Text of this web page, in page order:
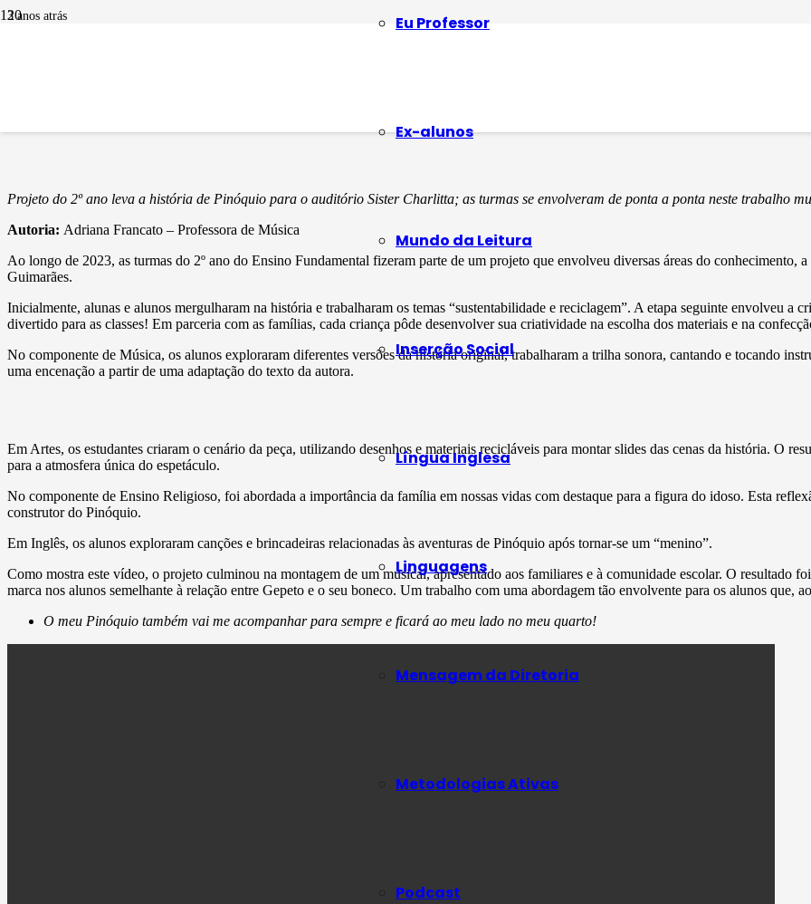
Eu Professor
Ex-alunos
Mundo da Leitura
Inserção Social
Língua Inglesa
Linguagens
Mensagem da Diretoria
Metodologias Ativas
Podcast
3 anos atrás
Projeto do 2º ano leva a história de Pinóquio para o auditório Sister Charlitta; as turmas se envolveram de ponta a ponta neste trabalho
Autoria: Adriana Francato – Professora de Música
Ao longo de 2023, as turmas do 2º ano do Ensino Fundamental fizeram parte de um projeto que envolveu diversas áreas do conhecimento,
Guimarães.
Inicialmente, alunas e alunos mergulharam na história e trabalharam os temas “sustentabilidade e reciclagem”. A etapa seguinte envolveu
divertido para as classes! Em parceria com as famílias, cada criança pôde desenvolver sua criatividade na escolha dos materiais e na
No componente de Música, os alunos exploraram diferentes versões da história original, trabalharam a trilha sonora, cantando e tocando
uma encenação a partir de uma adaptação do texto da autora.
Em Artes, os estudantes criaram o cenário da peça, utilizando desenhos e materiais recicláveis para montar slides das cenas da história. O
para a atmosfera única do espetáculo.
No componente de Ensino Religioso, foi abordada a importância da família em nossas vidas com destaque para a figura do idoso. Esta
construtor do Pinóquio.
Em Inglês, os alunos exploraram canções e brincadeiras relacionadas às aventuras de Pinóquio após tornar-se um “menino”.
Como mostra este vídeo, o projeto culminou na montagem de um musical, apresentado aos familiares e à comunidade escolar. O resultado
marca nos alunos semelhante à relação entre Gepeto e o seu boneco. Um trabalho com uma abordagem tão envolvente para os alunos que,
O meu Pinóquio também vai me acompanhar para sempre e ficará ao meu lado no meu quarto!